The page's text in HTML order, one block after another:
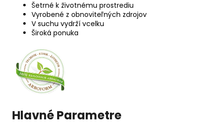
Šetrné k životnému prostrediu
Vyrobené z obnoviteľných zdrojov
V suchu vydrží vcelku
Široká ponuka
Hlavné Parametre